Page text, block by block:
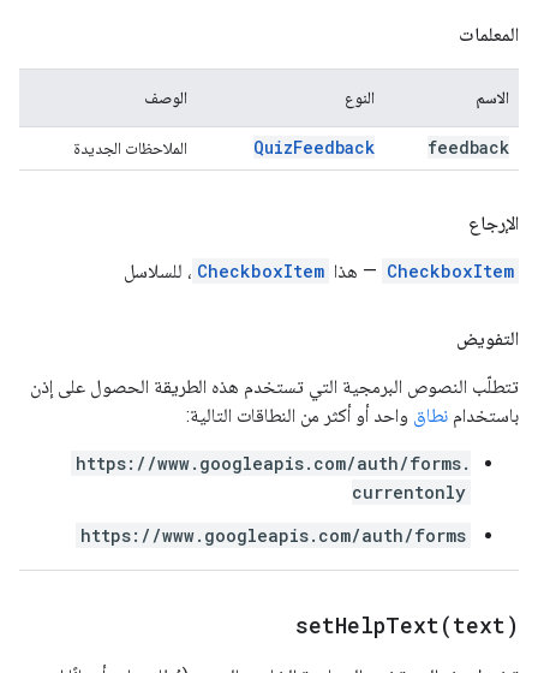
المعلمات
الاسم النوع الوصف
feedback
QuizFeedback الملاحظات الجديدة
الإرجاع
CheckboxItem — هذا CheckboxItem ، للسلاسل
التفويض
تتطلّب النصوص البرمجية التي تستخدم هذه الطريقة الحصول على إذن
باستخدام نطاق واحد أو أكثر من النطاقات التالية:
https://www.googleapis.com/auth/forms.
currentonly
https://www.googleapis.com/auth/forms
setHelpText(text)